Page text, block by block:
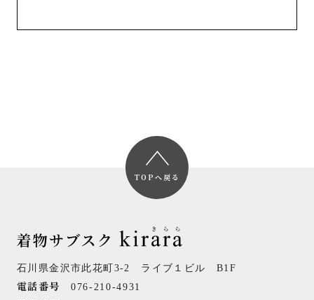
TOPへ戻る
石川県金沢市此花町3-2 ライブ１ビル B1F
電話番号 076-210-4931